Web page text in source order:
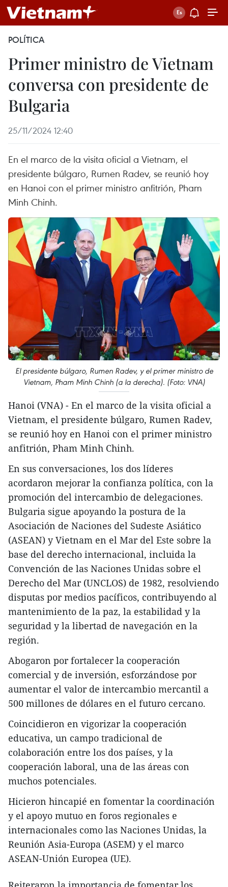
POLÍTICA
Primer ministro de Vietnam
conversa con presidente de
Bulgaria
25/11/2024 12:40
En el marco de la visita oficial a Vietnam, el
presidente búlgaro, Rumen Radev, se reunió hoy
en Hanoi con el primer ministro anfitrión, Pham
Minh Chinh.
El presidente búlgaro, Rumen Radev, y el primer ministro de
Vietnam, Pham Minh Chinh (a la derecha). (Foto: VNA)
Hanoi (VNA) - En el marco de la visita oficial a
Vietnam, el presidente búlgaro, Rumen Radev,
se reunió hoy en Hanoi con el primer ministro
anfitrión, Pham Minh Chinh.
En sus conversaciones, los dos líderes
acordaron mejorar la confianza política, con la
promoción del intercambio de delegaciones.
Bulgaria sigue apoyando la postura de la
Asociación de Naciones del Sudeste Asiático
(ASEAN) y Vietnam en el Mar del Este sobre la
base del derecho internacional, incluida la
Convención de las Naciones Unidas sobre el
Derecho del Mar (UNCLOS) de 1982, resolviendo
disputas por medios pacíficos, contribuyendo al
mantenimiento de la paz, la estabilidad y la
seguridad y la libertad de navegación en la
región.
Abogaron por fortalecer la cooperación
comercial y de inversión, esforzándose por
aumentar el valor de intercambio mercantil a
500 millones de dólares en el futuro cercano.
Coincidieron en vigorizar la cooperación
educativa, un campo tradicional de
colaboración entre los dos países, y la
cooperación laboral, una de las áreas con
muchos potenciales.
Hicieron hincapié en fomentar la coordinación
y el apoyo mutuo en foros regionales e
internacionales como las Naciones Unidas, la
Reunión Asia-Europa (ASEM) y el marco
ASEAN-Unión Europea (UE).